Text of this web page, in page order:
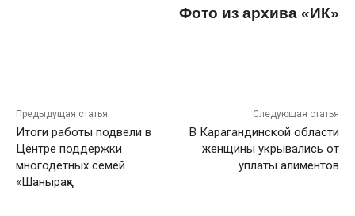
Фото из архива «ИК»
Предыдущая статья
Итоги работы подвели в
Центре поддержки
многодетных семей
«Шанырақ»
Следующая статья
В Карагандинской области
женщины укрывались от
уплаты алиментов